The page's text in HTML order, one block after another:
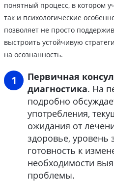
понятный процесс, в котором
так и психологические
позволяет не просто
выстроить устойчивую
на осознанность.
Первичная
диагностика. На
подробно
употребления,
ожидания от
здоровье, уровень
готовность к
необходимости
проблемы.